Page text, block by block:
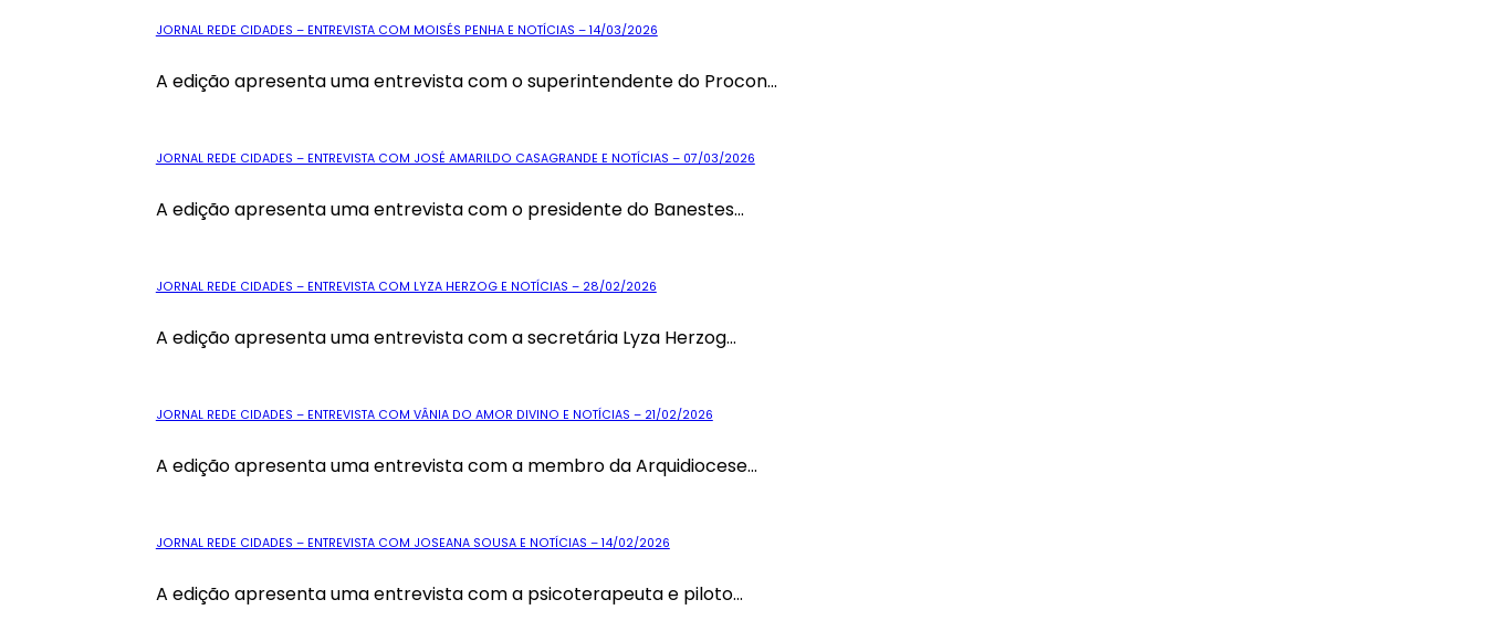
JORNAL REDE CIDADES – ENTREVISTA COM MOISÉS PENHA E NOTÍCIAS – 14/03/2026
A edição apresenta uma entrevista com o superintendente do Procon...
JORNAL REDE CIDADES – ENTREVISTA COM JOSÉ AMARILDO CASAGRANDE E NOTÍCIAS – 07/03/2026
A edição apresenta uma entrevista com o presidente do Banestes...
JORNAL REDE CIDADES – ENTREVISTA COM LYZA HERZOG E NOTÍCIAS – 28/02/2026
A edição apresenta uma entrevista com a secretária Lyza Herzog...
JORNAL REDE CIDADES – ENTREVISTA COM VÂNIA DO AMOR DIVINO E NOTÍCIAS – 21/02/2026
A edição apresenta uma entrevista com a membro da Arquidiocese...
JORNAL REDE CIDADES – ENTREVISTA COM JOSEANA SOUSA E NOTÍCIAS – 14/02/2026
A edição apresenta uma entrevista com a psicoterapeuta e piloto...